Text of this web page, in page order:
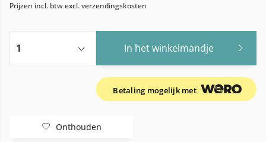
Prijzen incl. btwexcl. verzendingskosten
In het winkelmandje
Betaling mogelijk met
Onthouden